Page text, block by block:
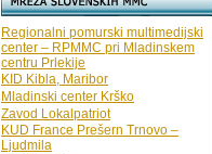
Regionalni pomurski multimedijski
center – RPMMC pri Mladinskem
centru Prlekije
KID Kibla, Maribor
Mladinski center Krško
Zavod Lokalpatriot
KUD France Prešern Trnovo –
Ljudmila